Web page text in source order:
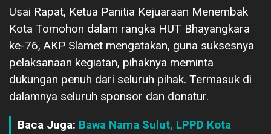
Usai Rapat, Ketua Panitia Kejuaraan Menembak
Kota Tomohon dalam rangka HUT Bhayangkara
ke-76, AKP Slamet mengatakan, guna suksesnya
pelaksanaan kegiatan, pihaknya meminta
dukungan penuh dari seluruh pihak. Termasuk di
dalamnya seluruh sponsor dan donatur.
Baca Juga: Bawa Nama Sulut, LPPD Kota